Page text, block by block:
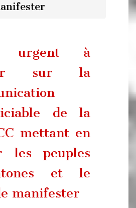
urgent à
sur la
de la
mettant en
les peuples
et le
manifester